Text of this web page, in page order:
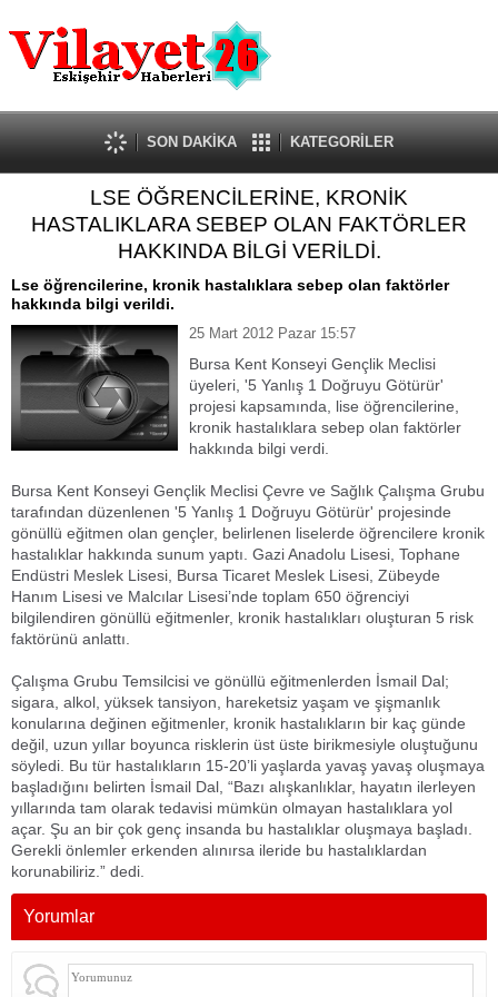
Güncel
Ekonomi
Politika
Eğitim
Spor
Kültür-Sanat
Dünya
Tanıtım Yazısı
SON DAKİKA KATEGORİLER
LSE ÖĞRENCİLERİNE, KRONİK
HASTALIKLARA SEBEP OLAN FAKTÖRLER
HAKKINDA BİLGİ VERİLDİ.
Lse öğrencilerine, kronik hastalıklara sebep olan faktörler
hakkında bilgi verildi.
25 Mart 2012 Pazar 15:57
Bursa Kent Konseyi Gençlik Meclisi
üyeleri, '5 Yanlış 1 Doğruyu Götürür'
projesi kapsamında, lise öğrencilerine,
kronik hastalıklara sebep olan faktörler
hakkında bilgi verdi.
Bursa Kent Konseyi Gençlik Meclisi Çevre ve Sağlık Çalışma Grubu
tarafından düzenlenen '5 Yanlış 1 Doğruyu Götürür' projesinde
gönüllü eğitmen olan gençler, belirlenen liselerde öğrencilere kronik
hastalıklar hakkında sunum yaptı. Gazi Anadolu Lisesi, Tophane
Endüstri Meslek Lisesi, Bursa Ticaret Meslek Lisesi, Zübeyde
Hanım Lisesi ve Malcılar Lisesi’nde toplam 650 öğrenciyi
bilgilendiren gönüllü eğitmenler, kronik hastalıkları oluşturan 5 risk
faktörünü anlattı.
Çalışma Grubu Temsilcisi ve gönüllü eğitmenlerden İsmail Dal;
sigara, alkol, yüksek tansiyon, hareketsiz yaşam ve şişmanlık
konularına değinen eğitmenler, kronik hastalıkların bir kaç günde
değil, uzun yıllar boyunca risklerin üst üste birikmesiyle oluştuğunu
söyledi. Bu tür hastalıkların 15-20’li yaşlarda yavaş yavaş oluşmaya
başladığını belirten İsmail Dal, “Bazı alışkanlıklar, hayatın ilerleyen
yıllarında tam olarak tedavisi mümkün olmayan hastalıklara yol
açar. Şu an bir çok genç insanda bu hastalıklar oluşmaya başladı.
Gerekli önlemler erkenden alınırsa ileride bu hastalıklardan
korunabiliriz.” dedi.
Yorumlar